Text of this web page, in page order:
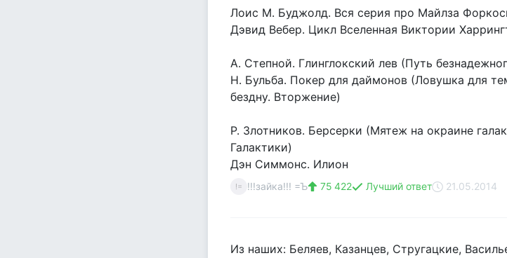
Лоис М. Буджолд. Вся серия про Майлза
Дэвид Вебер. Цикл Вселенная Виктории
А. Степной. Глинглокский лев (Путь
Н. Бульба. Покер для даймонов (Ловушка для
бездну. Вторжение)
Р. Злотников. Берсерки (Мятеж на окраине
Галактики)
Дэн Симмонс. Илион
!= !!!зайка!!! =Ъ 75 422 Лучший ответ 21.05.2014
Из наших: Беляев, Казанцев, Стругацкие,